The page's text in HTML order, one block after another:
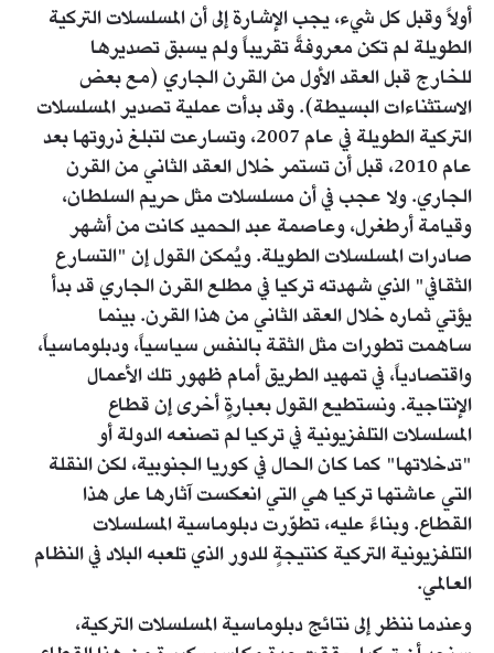
أولاً وقبل كل شيء، يجب الإشارة إلى أن المسلسلات التركية
الطويلة لم تكن معروفةً تقريباً ولم يسبق تصديرها
للخارج قبل العقد الأول من القرن الجاري (مع بعض
الاستثناءات البسيطة). وقد بدأت عملية تصدير المسلسلات
التركية الطويلة في عام 2007، وتسارعت لتبلغ ذروتها بعد
عام 2010، قبل أن تستمر خلال العقد الثاني من القرن
الجاري. ولا عجب في أن مسلسلات مثل حريم السلطان،
وقيامة أرطغرل، وعاصمة عبد الحميد كانت من أشهر
صادرات المسلسلات الطويلة. ويُمكن القول إن "التسارع
الثقافي" الذي شهدته تركيا في مطلع القرن الجاري قد بدأ
يؤتي ثماره خلال العقد الثاني من هذا القرن. بينما
ساهمت تطورات مثل الثقة بالنفس سياسياً، ودبلوماسياً،
واقتصادياً، في تمهيد الطريق أمام ظهور تلك الأعمال
الإنتاجية. ونستطيع القول بعبارةٍ أخرى إن قطاع
المسلسلات التلفزيونية في تركيا لم تصنعه الدولة أو
"تدخلاتها" كما كان الحال في كوريا الجنوبية، لكن النقلة
التي عاشتها تركيا هي التي انعكست آثارها على هذا
القطاع. وبناءً عليه، تطوّرت دبلوماسية المسلسلات
التلفزيونية التركية كنتيجةٍ للدور الذي تلعبه البلاد في النظام
العالمي.
وعندما ننظر إلى نتائج دبلوماسية المسلسلات التركية،